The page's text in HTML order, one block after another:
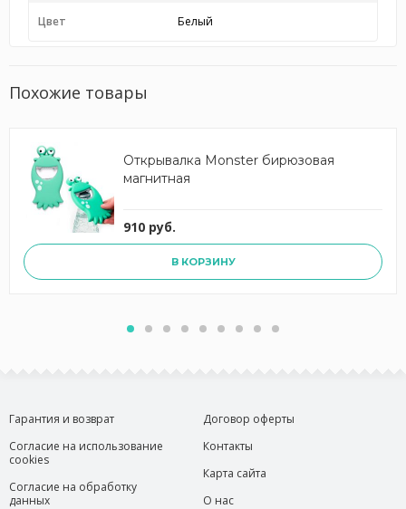
Цвет Белый
Похожие товары
Открывалка Monster бирюзовая
магнитная
910 руб.
В КОРЗИНУ
Гарантия и возврат
Согласие на использование
cookies
Согласие на обработку
данных
Договор оферты
Контакты
Карта сайта
О нас